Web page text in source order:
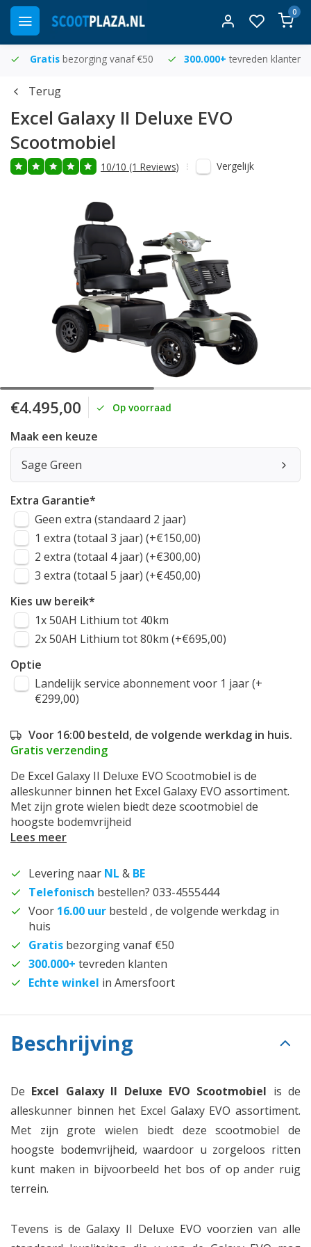
0
Gratis bezorging vanaf €50 300.000+ tevreden klanten
Terug
Excel Galaxy II Deluxe EVO
Scootmobiel
10/10 (1 Reviews) Vergelijk
€4.495,00 Op voorraad
Maak een keuze
Sage Green
Extra Garantie*
Geen extra (standaard 2 jaar)
1 extra (totaal 3 jaar) (+€150,00)
2 extra (totaal 4 jaar) (+€300,00)
3 extra (totaal 5 jaar) (+€450,00)
Kies uw bereik*
1x 50AH Lithium tot 40km
2x 50AH Lithium tot 80km (+€695,00)
Optie
Landelijk service abonnement voor 1 jaar (+
€299,00)
Voor 16:00 besteld, de volgende werkdag in huis.
Gratis verzending
De Excel Galaxy II Deluxe EVO Scootmobiel is de
alleskunner binnen het Excel Galaxy EVO assortiment.
Met zijn grote wielen biedt deze scootmobiel de
hoogste bodemvrijheid
Lees meer
Levering naar NL & BE
Telefonisch bestellen? 033-4555444
Voor 16.00 uur besteld , de volgende werkdag in
huis
Gratis bezorging vanaf €50
300.000+ tevreden klanten
Echte winkel in Amersfoort
Beschrijving
De Excel Galaxy II Deluxe EVO Scootmobiel is de
alleskunner binnen het Excel Galaxy EVO assortiment.
Met zijn grote wielen biedt deze scootmobiel de
hoogste bodemvrijheid, waardoor u zorgeloos ritten
kunt maken in bijvoorbeeld het bos of op ander ruig
terrein.
Tevens is de Galaxy II Deluxe EVO voorzien van alle